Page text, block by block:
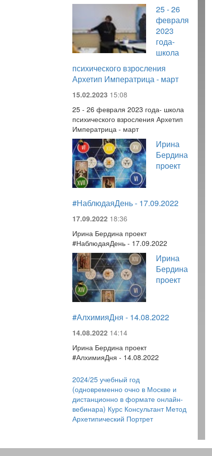
25 - 26
февраля
2023
года-
школа
психического взросления
Архетип Императрица - март
15.02.2023 15:08
25 - 26 февраля 2023 года- школа
психического взросления Архетип
Императрица - март
Ирина
Бердина
проект
#НаблюдаяДень - 17.09.2022
17.09.2022 18:36
Ирина Бердина проект
#НаблюдаяДень - 17.09.2022
Ирина
Бердина
проект
#АлхимияДня - 14.08.2022
14.08.2022 14:14
Ирина Бердина проект
#АлхимияДня - 14.08.2022
2024/25 учебный год
(одновременно очно в Москве и
дистанционно в формате онлайн-
вебинара) Курс Консультант Метод
Архетипический Портрет